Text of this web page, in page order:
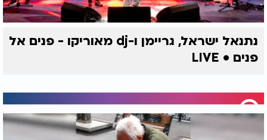
נתנאל ישראל, גריימן ו-dj מאוריקו - פנים אל
פנים • LIVE